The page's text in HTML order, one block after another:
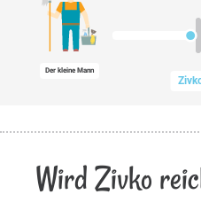
Der kleine Mann
Wird Zivko